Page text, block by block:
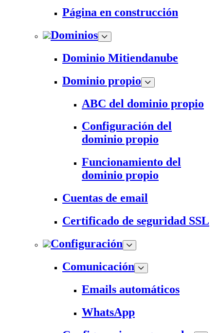
Página en construcción
Dominios
Dominio Mitiendanube
Dominio propio
ABC del dominio propio
Configuración del
dominio propio
Funcionamiento del
dominio propio
Cuentas de email
Certificado de seguridad SSL
Configuración
Comunicación
Emails automáticos
WhatsApp